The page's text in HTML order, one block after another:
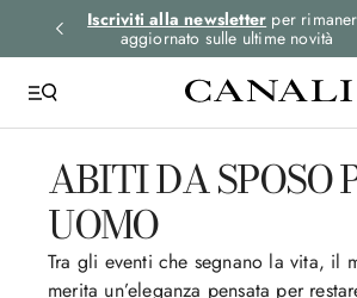
Iscriviti alla newsletter per
aggiornato sulle ultime novità
ABITI DA SPOSO
UOMO
Tra gli eventi che segnano la vita, il
merita un’eleganza pensata per